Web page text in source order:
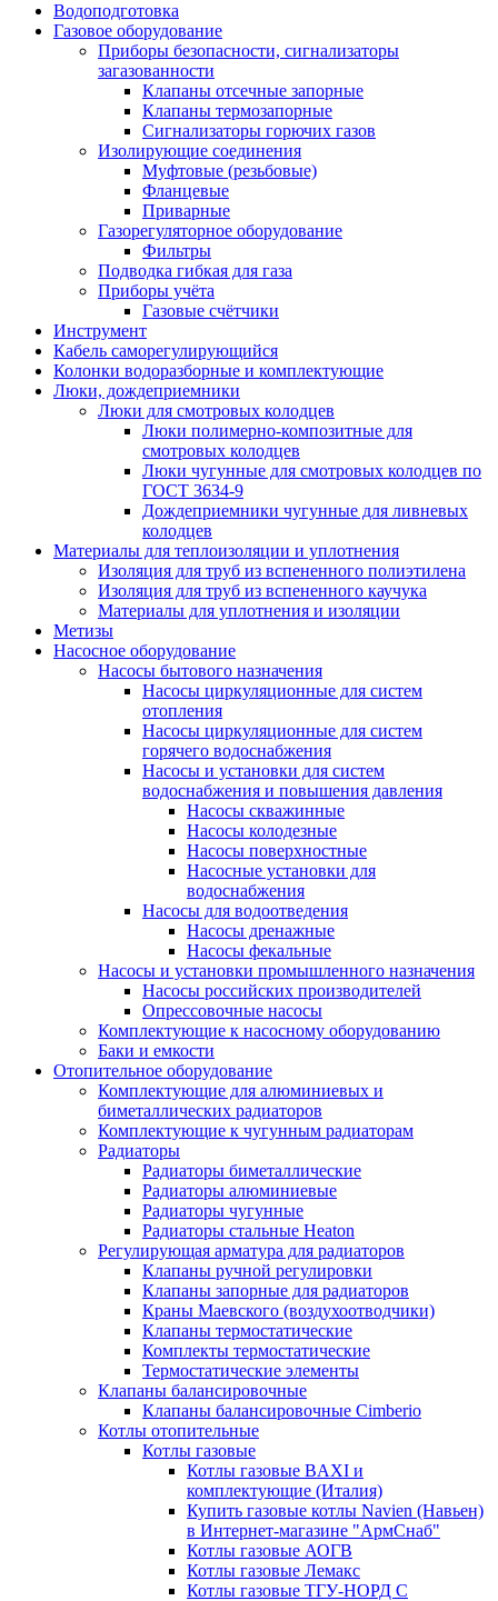
Водоподготовка
Газовое оборудование
Приборы безопасности, сигнализаторы
загазованности
Клапаны отсечные запорные
Клапаны термозапорные
Сигнализаторы горючих газов
Изолирующие соединения
Муфтовые (резьбовые)
Фланцевые
Приварные
Газорегуляторное оборудование
Фильтры
Подводка гибкая для газа
Приборы учёта
Газовые счётчики
Инструмент
Кабель саморегулирующийся
Колонки водоразборные и комплектующие
Люки, дождеприемники
Люки для смотровых колодцев
Люки полимерно-композитные для
смотровых колодцев
Люки чугунные для смотровых колодцев по
ГОСТ 3634-9
Дождеприемники чугунные для ливневых
колодцев
Материалы для теплоизоляции и уплотнения
Изоляция для труб из вспененного полиэтилена
Изоляция для труб из вспененного каучука
Материалы для уплотнения и изоляции
Метизы
Насосное оборудование
Насосы бытового назначения
Насосы циркуляционные для систем
отопления
Насосы циркуляционные для систем
горячего водоснабжения
Насосы и установки для систем
водоснабжения и повышения давления
Насосы скважинные
Насосы колодезные
Насосы поверхностные
Насосные установки для
водоснабжения
Насосы для водоотведения
Насосы дренажные
Насосы фекальные
Насосы и установки промышленного назначения
Насосы российских производителей
Опрессовочные насосы
Комплектующие к насосному оборудованию
Баки и емкости
Отопительное оборудование
Комплектующие для алюминиевых и
биметаллических радиаторов
Комплектующие к чугунным радиаторам
Радиаторы
Радиаторы биметаллические
Радиаторы алюминиевые
Радиаторы чугунные
Радиаторы стальные Heaton
Регулирующая арматура для радиаторов
Клапаны ручной регулировки
Клапаны запорные для радиаторов
Краны Маевского (воздухоотводчики)
Клапаны термостатические
Комплекты термостатические
Термостатические элементы
Клапаны балансировочные
Клапаны балансировочные Cimberio
Котлы отопительные
Котлы газовые
Котлы газовые BAXI и
комплектующие (Италия)
Купить газовые котлы Navien (Навьен)
в Интернет-магазине "АрмСнаб"
Котлы газовые АОГВ
Котлы газовые Лемакс
Котлы газовые ТГУ-НОРД С